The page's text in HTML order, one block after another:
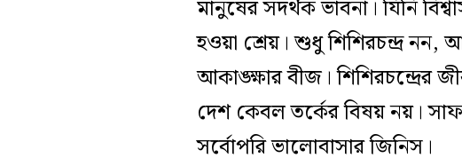
মানুষের সদর্থক ভাবনা। যিনি
হওয়া শ্রেয়। শুধু শিশিরচন্দ্র
আকাঙ্ক্ষার বীজ। শিশিরচন্দ্রের
দেশ কেবল তর্কের বিষয় নয়।
সর্বোপরি ভালোবাসার জিনিস।